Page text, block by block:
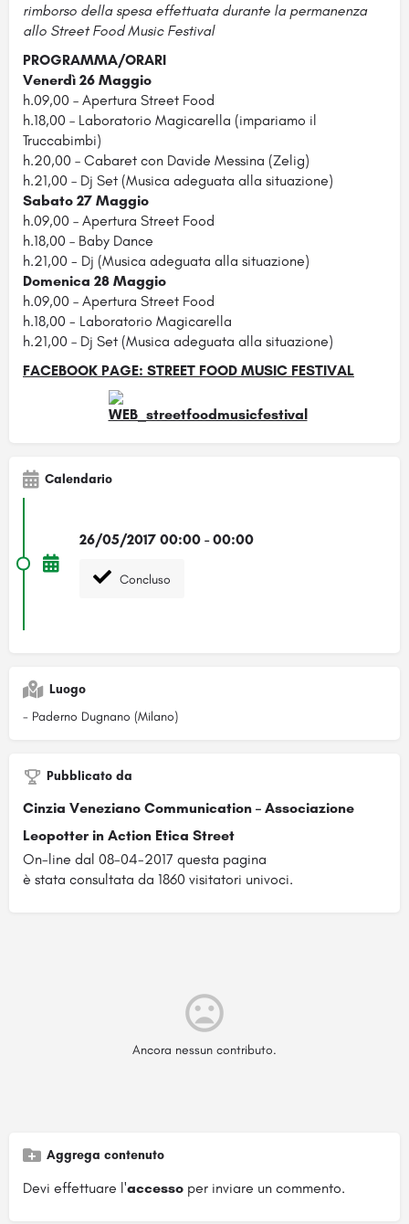
rimborso della spesa effettuata durante la permanenza
allo Street Food Music Festival
PROGRAMMA/ORARI
Venerdì 26 Maggio
h.09,00 – Apertura Street Food
h.18,00 – Laboratorio Magicarella (impariamo il
Truccabimbi)
h.20,00 – Cabaret con Davide Messina (Zelig)
h.21,00 – Dj Set (Musica adeguata alla situazione)
Sabato 27 Maggio
h.09,00 – Apertura Street Food
h.18,00 – Baby Dance
h.21,00 - Dj (Musica adeguata alla situazione)
Domenica 28 Maggio
h.09,00 – Apertura Street Food
h.18,00 - Laboratorio Magicarella
h.21,00 – Dj Set (Musica adeguata alla situazione)
FACEBOOK PAGE: STREET FOOD MUSIC FESTIVAL
Calendario
26/05/2017 00:00 - 00:00
Concluso
Luogo
- Paderno Dugnano (Milano)
Pubblicato da
Cinzia Veneziano Communication – Associazione
Leopotter in Action Etica Street
On-line dal 08-04-2017 questa pagina
è stata consultata da 1860 visitatori univoci.
Ancora nessun contributo.
Aggrega contenuto
Devi effettuare l'accesso per inviare un commento.